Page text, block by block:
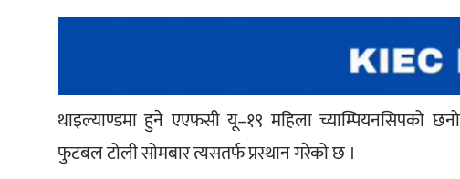
थाइल्याण्डमा हुने एएफसी यू–१९ महिला च्याम्पियनसिपको
फुटबल टोली सोमबार त्यसतर्फ प्रस्थान गरेको छ ।